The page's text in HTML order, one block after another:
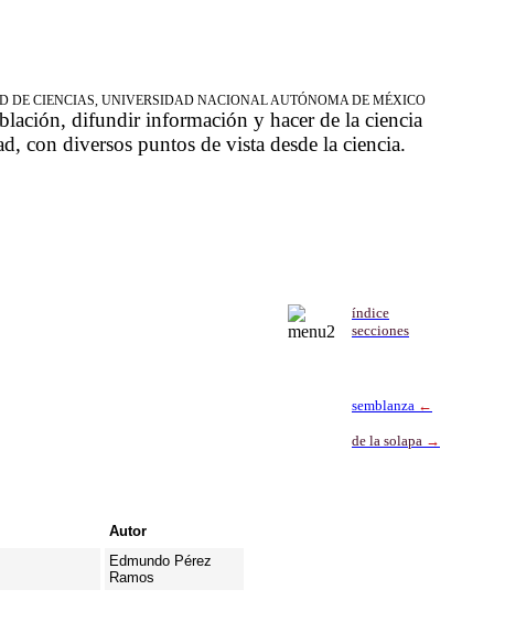
DE CIENCIAS, UNIVERSIDAD NACIONAL AUTÓNOMA DE MÉXICO
difundir información y hacer de la ciencia
con diversos puntos de vista desde la ciencia.
índice
secciones
semblanza ←
de la solapa →
Autor
Edmundo Pérez
Ramos